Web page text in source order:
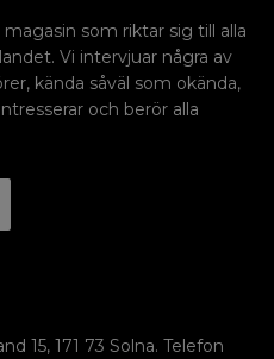
som riktar sig till alla
Vi intervjuar några av
kända såväl som okända,
och berör alla
15, 171 73 Solna. Telefon